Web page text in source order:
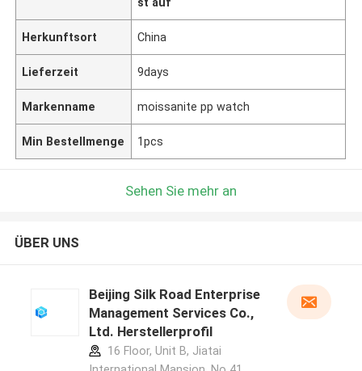
Herkunftsort China
Lieferzeit 9days
Markenname moissanite pp watch
Min Bestellmenge 1pcs
Sehen Sie mehr an
ÜBER UNS
Beijing Silk Road Enterprise
Management Services Co.,
Ltd. Herstellerprofil
16 Floor, Unit B, Jiatai